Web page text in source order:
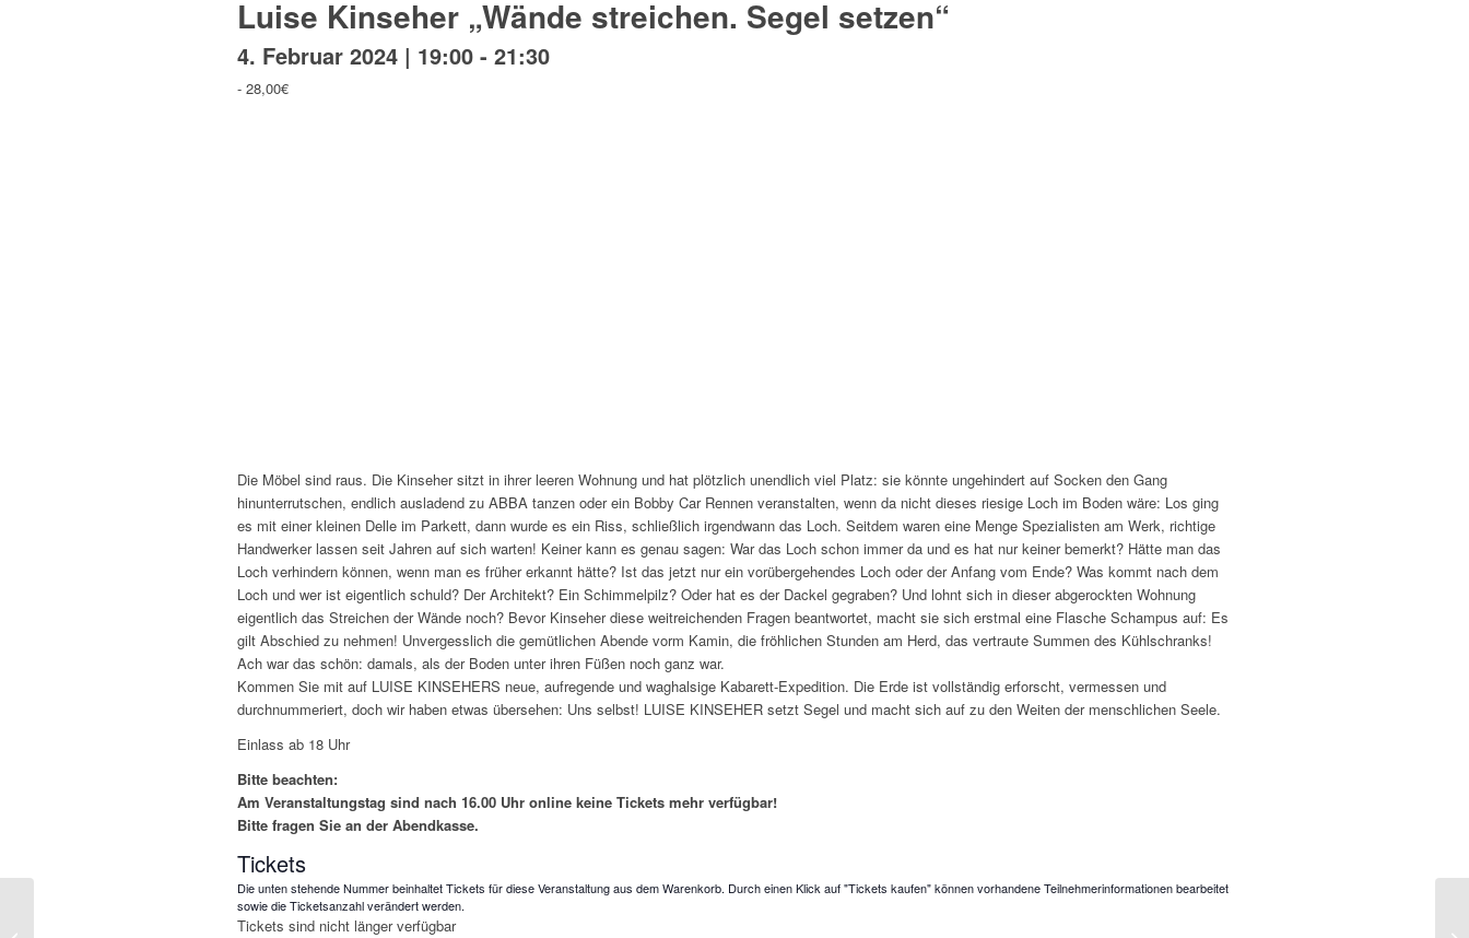
Luise Kinseher „Wände streichen. Segel setzen“
4. Februar 2024 | 19:00 - 21:30
- 28,00€
Die Möbel sind raus. Die Kinseher sitzt in ihrer leeren Wohnung und hat plötzlich unendlich viel Platz: sie könnte ungehindert auf Socken den Gang
hinunterrutschen, endlich ausladend zu ABBA tanzen oder ein Bobby Car Rennen veranstalten, wenn da nicht dieses riesige Loch im Boden wäre: Los ging
es mit einer kleinen Delle im Parkett, dann wurde es ein Riss, schließlich irgendwann das Loch. Seitdem waren eine Menge Spezialisten am Werk, richtige
Handwerker lassen seit Jahren auf sich warten! Keiner kann es genau sagen: War das Loch schon immer da und es hat nur keiner bemerkt? Hätte man das
Loch verhindern können, wenn man es früher erkannt hätte? Ist das jetzt nur ein vorübergehendes Loch oder der Anfang vom Ende? Was kommt nach dem
Loch und wer ist eigentlich schuld? Der Architekt? Ein Schimmelpilz? Oder hat es der Dackel gegraben? Und lohnt sich in dieser abgerockten Wohnung
eigentlich das Streichen der Wände noch? Bevor Kinseher diese weitreichenden Fragen beantwortet, macht sie sich erstmal eine Flasche Schampus auf: Es
gilt Abschied zu nehmen! Unvergesslich die gemütlichen Abende vorm Kamin, die fröhlichen Stunden am Herd, das vertraute Summen des Kühlschranks!
Ach war das schön: damals, als der Boden unter ihren Füßen noch ganz war.
Kommen Sie mit auf LUISE KINSEHERS neue, aufregende und waghalsige Kabarett-Expedition. Die Erde ist vollständig erforscht, vermessen und
durchnummeriert, doch wir haben etwas übersehen: Uns selbst! LUISE KINSEHER setzt Segel und macht sich auf zu den Weiten der menschlichen Seele.
Einlass ab 18 Uhr
Bitte beachten:
Am Veranstaltungstag sind nach 16.00 Uhr online keine Tickets mehr verfügbar!
Bitte fragen Sie an der Abendkasse.
Tickets
Die unten stehende Nummer beinhaltet Tickets für diese Veranstaltung aus dem Warenkorb. Durch einen Klick auf "Tickets kaufen" können vorhandene Teilnehmerinformationen bearbeitet
sowie die Ticketsanzahl verändert werden.
Tickets sind nicht länger verfügbar